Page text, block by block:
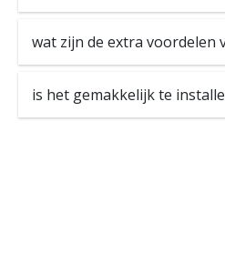
wat zijn de extra voordelen
is het gemakkelijk te